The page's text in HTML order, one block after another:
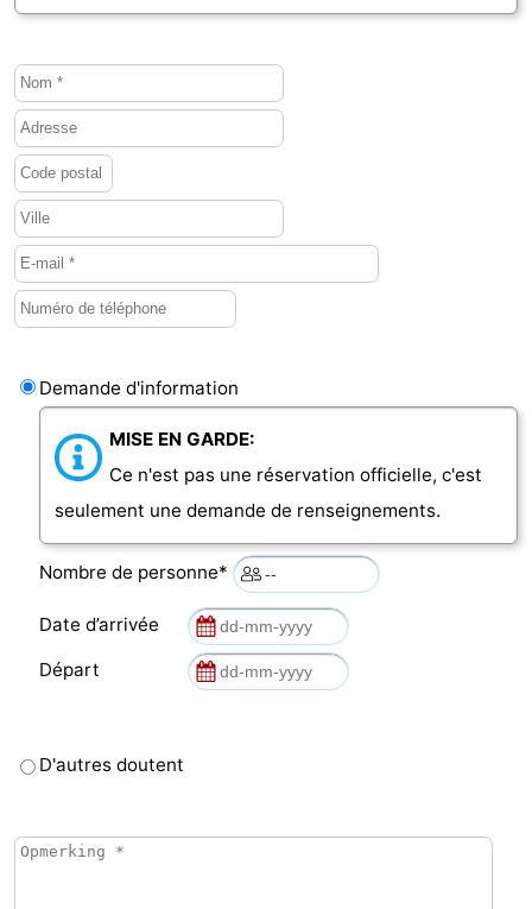
Demande d'information
MISE EN GARDE:
Ce n'est pas une réservation officielle, c'est
seulement une demande de renseignements.
Nombre de personne*
Date d’arrivée
Départ
D'autres doutent